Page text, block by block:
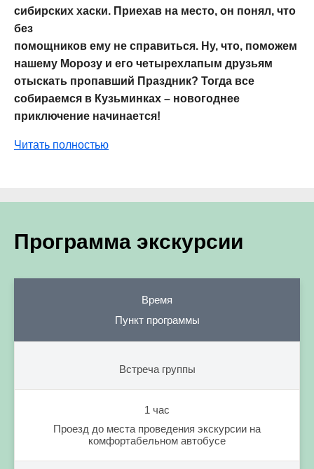
сибирских хаски. Приехав на место, он понял, что
без
помощников ему не справиться. Ну, что, поможем
нашему Морозу и его четырехлапым друзьям
отыскать пропавший Праздник? Тогда все
собираемся в Кузьминках – новогоднее
приключение начинается!
Читать полностью
Программа экскурсии
Время
Пункт программы
Встреча группы
1 час
Проезд до места проведения экскурсии на
комфортабельном автобусе